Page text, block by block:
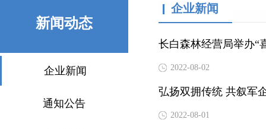
新闻动态
企业新闻
通知公告
企业新闻
长白森林经营局举办“
2022-08-02
弘扬双拥传统 共叙军
2022-08-01